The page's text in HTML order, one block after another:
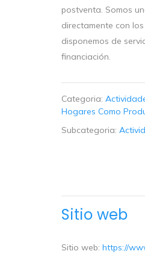
postventa. Somos
directamente con
disponemos de
financiación.
Categoria:
Hogares Como
Subcategoria:
Sitio web
Sitio web: https://